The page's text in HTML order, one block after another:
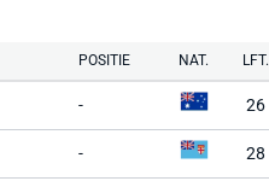
POSITIE NAT. LFT.
- 26
- 28